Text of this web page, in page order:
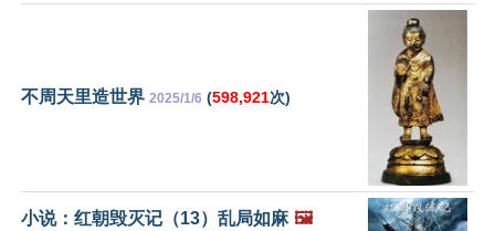
不周天里造世界 2025/1/6 (598,921次)
小说：红朝毁灭记（13）乱局如麻 🖼️